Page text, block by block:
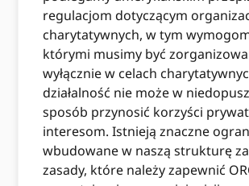
regulacjom dotyczącym
charytatywnych, w tym
którymi musimy być
wyłącznie w celach
działalność nie może w
sposób przynosić korzyści
interesom. Istnieją znaczne
wbudowane w naszą strukturę
zasady, które należy zapewnić